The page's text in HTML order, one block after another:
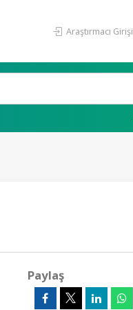
Araştırmacı Girişi
Paylaş